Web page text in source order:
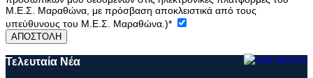
Μ.Ε.Σ. Μαραθώνα, με πρόσβαση αποκλειστικά από τους
υπεύθυνους του Μ.Ε.Σ. Μαραθώνα.)*
ΑΠΟΣΤΟΛΗ
Τελευταία Νέα